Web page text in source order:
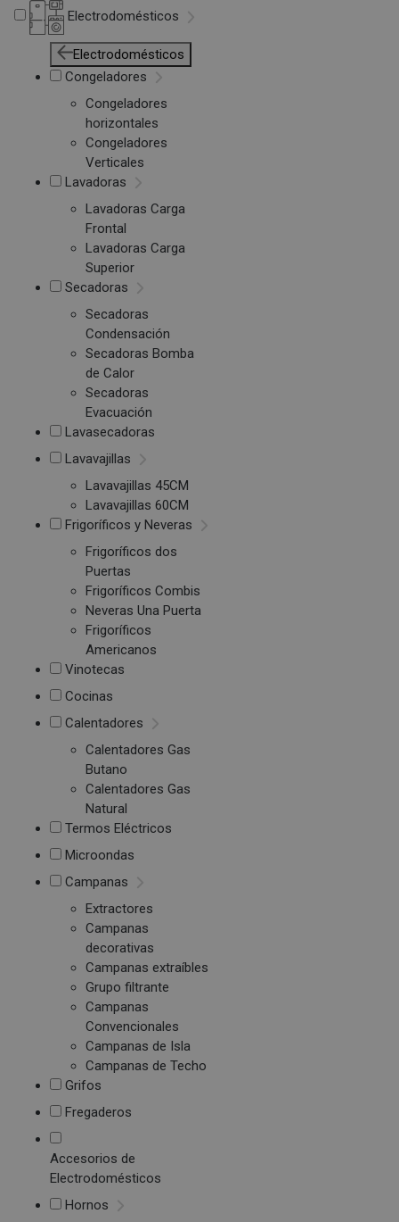
Electrodomésticos
Electrodomésticos
Congeladores
Congeladores
horizontales
Congeladores
Verticales
Lavadoras
Lavadoras Carga
Frontal
Lavadoras Carga
Superior
Secadoras
Secadoras
Condensación
Secadoras Bomba
de Calor
Secadoras
Evacuación
Lavasecadoras
Lavavajillas
Lavavajillas 45CM
Lavavajillas 60CM
Frigoríficos y Neveras
Frigoríficos dos
Puertas
Frigoríficos Combis
Neveras Una Puerta
Frigoríficos
Americanos
Vinotecas
Cocinas
Calentadores
Calentadores Gas
Butano
Calentadores Gas
Natural
Termos Eléctricos
Microondas
Campanas
Extractores
Campanas
decorativas
Campanas extraíbles
Grupo filtrante
Campanas
Convencionales
Campanas de Isla
Campanas de Techo
Grifos
Fregaderos
Accesorios de
Electrodomésticos
Hornos